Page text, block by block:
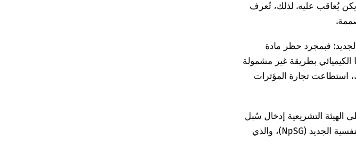
يُعاقب عليه. لذلك، تُعرف
فبمجرد حظر مادة
الكيميائي بطريقة غير مشمولة
استطاعت تجارة المؤثرات
الهيئة التشريعية إدخال سُبل
حظر أكثر فعالية. ونتيجة لذلك، تم تشريع قانون المؤثرات النفسية الجديد (NpSG)، والذي